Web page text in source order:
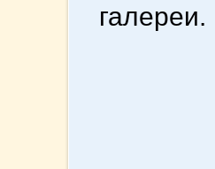
галереи.